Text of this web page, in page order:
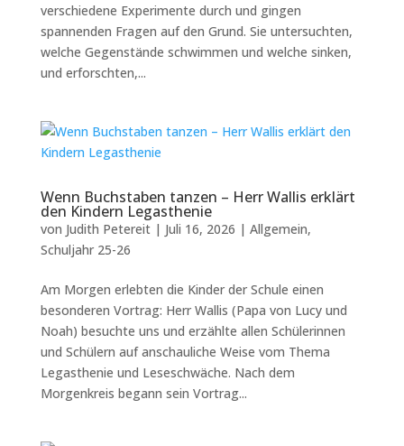
verschiedene Experimente durch und gingen
spannenden Fragen auf den Grund. Sie untersuchten,
welche Gegenstände schwimmen und welche sinken,
und erforschten,...
Wenn Buchstaben tanzen – Herr Wallis erklärt
den Kindern Legasthenie
von Judith Petereit| Juli 16, 2026 | Allgemein,
Schuljahr 25-26
Am Morgen erlebten die Kinder der Schule einen
besonderen Vortrag: Herr Wallis (Papa von Lucy und
Noah) besuchte uns und erzählte allen Schülerinnen
und Schülern auf anschauliche Weise vom Thema
Legasthenie und Leseschwäche. Nach dem
Morgenkreis begann sein Vortrag...